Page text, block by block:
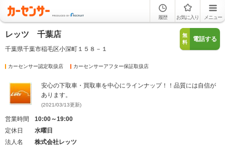
履歴 お気に入り メニュー
レッツ 千葉店
千葉県千葉市稲毛区小深町１５８－１
無
料
電話する
カーセンサー認定取扱店 カーセンサーアフター保証取扱店
安心の下取車・買取車を中心にラインナップ！！品質には自信が
あります。
(2021/03/13更新)
営業時間
10:00～19:00
定休日
水曜日
法人名
株式会社レッツ